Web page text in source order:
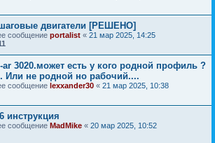
двигатели [РЕШЕНО]
сообщение portalist « 21 мар 2025, 14:25
3020.может есть у кого родной профиль ?
Или не родной но рабочий....
сообщение lexxander30 « 21 мар 2025, 10:38
инструкция
сообщение MadMike « 20 мар 2025, 10:52